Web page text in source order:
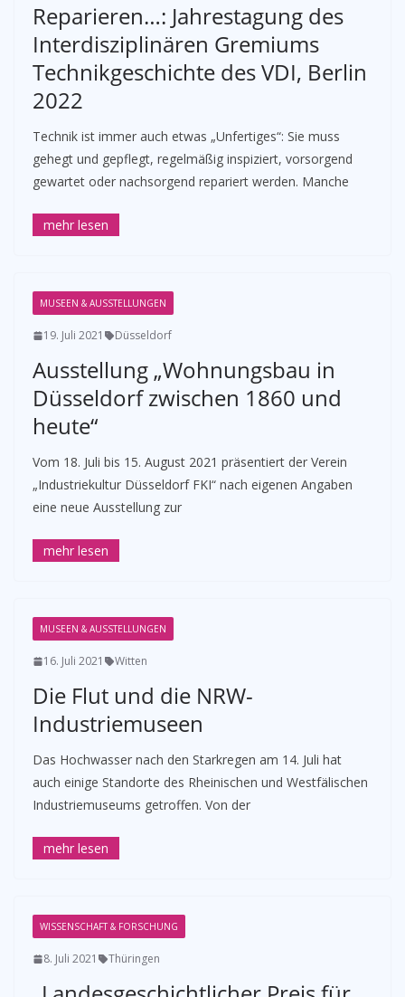
Reparieren…: Jahrestagung des
Interdisziplinären Gremiums
Technikgeschichte des VDI, Berlin
2022
Technik ist immer auch etwas „Unfertiges“: Sie muss
gehegt und gepflegt, regelmäßig inspiziert, vorsorgend
gewartet oder nachsorgend repariert werden. Manche
MUSEEN & AUSSTELLUNGEN
19. Juli 2021 Düsseldorf
Ausstellung „Wohnungsbau in
Düsseldorf zwischen 1860 und
heute“
Vom 18. Juli bis 15. August 2021 präsentiert der Verein
„Industriekultur Düsseldorf FKI“ nach eigenen Angaben
eine neue Ausstellung zur
MUSEEN & AUSSTELLUNGEN
16. Juli 2021 Witten
Die Flut und die NRW-
Industriemuseen
Das Hochwasser nach den Starkregen am 14. Juli hat
auch einige Standorte des Rheinischen und Westfälischen
Industriemuseums getroffen. Von der
WISSENSCHAFT & FORSCHUNG
8. Juli 2021 Thüringen